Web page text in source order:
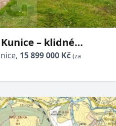
– klidné
výhledy
15 899 000 Kč (za